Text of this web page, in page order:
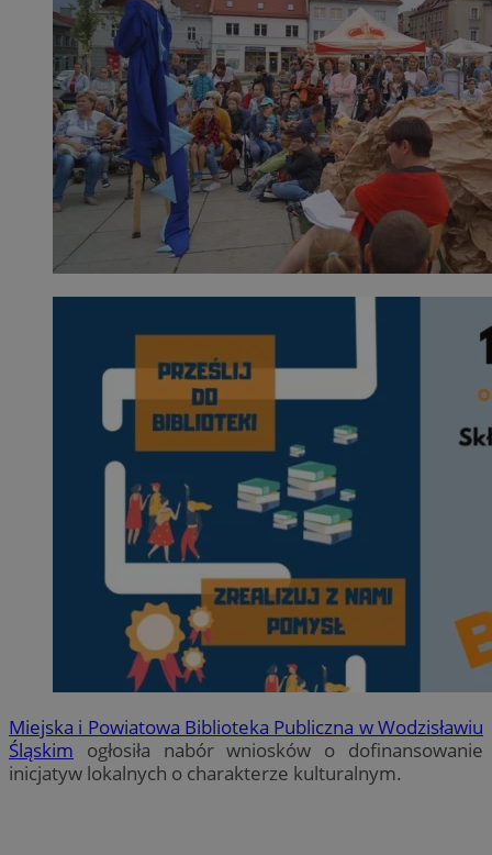
Miejska i Powiatowa Biblioteka Publiczna w Wodzisławiu
Śląskim ogłosiła nabór wniosków o dofinansowanie
inicjatyw lokalnych o charakterze kulturalnym.